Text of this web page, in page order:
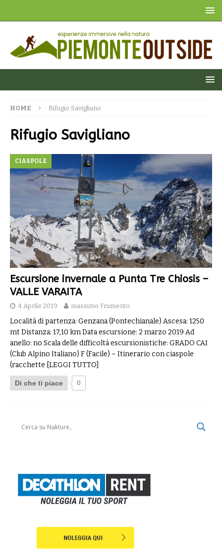
HOME Rifugio Savigliano
Rifugio Savigliano
CIASPOLE
Escursione invernale a Punta Tre Chiosis –
VALLE VARAITA
4 Aprile 2019 massimo Frumento
Località di partenza: Genzana (Pontechianale) Ascesa: 1250
mt Distanza: 17,10 km Data escursione: 2 marzo 2019 Ad
anello: no Scala delle difficoltà escursionistiche: GRADO CAI
(Club Alpino Italiano) F (Facile) – Itinerario con ciaspole
(racchette [LEGGI TUTTO]
Di che ti piace 0